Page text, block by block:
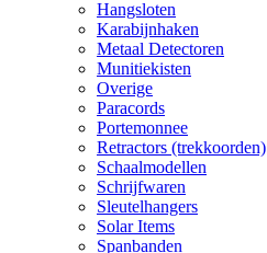
Hangsloten
Karabijnhaken
Metaal Detectoren
Munitiekisten
Overige
Paracords
Portemonnee
Retractors (trekkoorden)
Schaalmodellen
Schrijfwaren
Sleutelhangers
Solar Items
Spanbanden